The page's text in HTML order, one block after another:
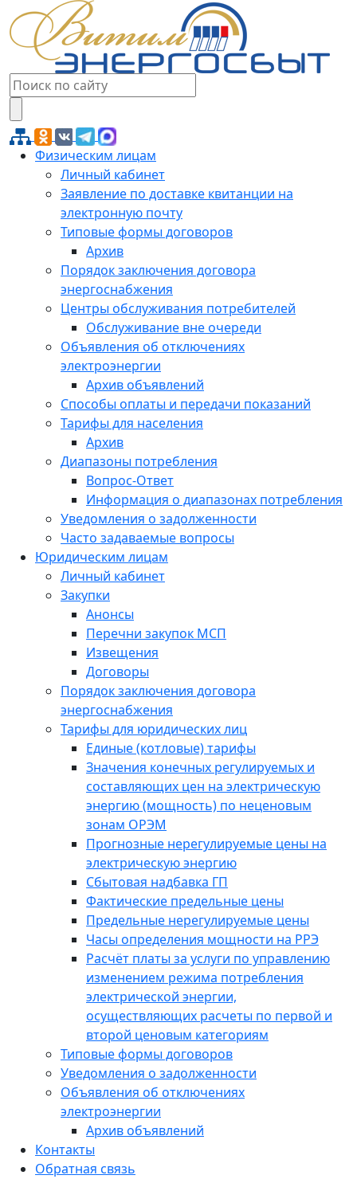
Физическим лицам
Личный кабинет
Заявление по доставке квитанции на
электронную почту
Типовые формы договоров
Архив
Порядок заключения договора
энергоснабжения
Центры обслуживания потребителей
Обслуживание вне очереди
Объявления об отключениях
электроэнергии
Архив объявлений
Способы оплаты и передачи показаний
Тарифы для населения
Архив
Диапазоны потребления
Вопрос-Ответ
Информация о диапазонах потребления
Уведомления о задолженности
Часто задаваемые вопросы
Юридическим лицам
Личный кабинет
Закупки
Анонсы
Перечни закупок МСП
Извещения
Договоры
Порядок заключения договора
энергоснабжения
Тарифы для юридических лиц
Единые (котловые) тарифы
Значения конечных регулируемых и
составляющих цен на электрическую
энергию (мощность) по неценовым
зонам ОРЭМ
Прогнозные нерегулируемые цены на
электрическую энергию
Сбытовая надбавка ГП
Фактические предельные цены
Предельные нерегулируемые цены
Часы определения мощности на РРЭ
Расчёт платы за услуги по управлению
изменением режима потребления
электрической энергии,
осуществляющих расчеты по первой и
второй ценовым категориям
Типовые формы договоров
Уведомления о задолженности
Объявления об отключениях
электроэнергии
Архив объявлений
Контакты
Обратная связь